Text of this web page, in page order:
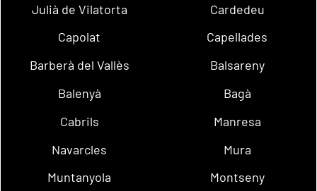
Julià de Vilatorta
Cardedeu
Capolat
Capellades
Barberà del Vallès
Balsareny
Balenyà
Bagà
Cabrils
Manresa
Navarcles
Mura
Muntanyola
Montseny